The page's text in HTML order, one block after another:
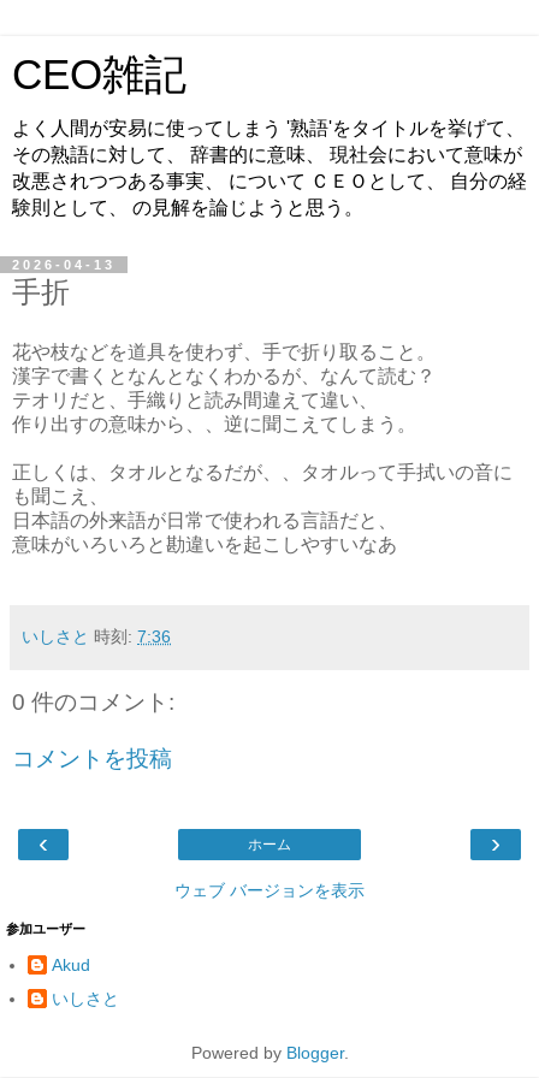
CEO雑記
よく人間が安易に使ってしまう '熟語'をタイトルを挙げて、
その熟語に対して、 辞書的に意味、 現社会において意味が
改悪されつつある事実、 について ＣＥＯとして、 自分の経
験則として、 の見解を論じようと思う。
2026-04-13
手折
花や枝などを道具を使わず、手で折り取ること。
漢字で書くとなんとなくわかるが、なんて読む？
テオリだと、手織りと読み間違えて違い、
作り出すの意味から、、逆に聞こえてしまう。
正しくは、タオルとなるだが、、タオルって手拭いの音に
も聞こえ、
日本語の外来語が日常で使われる言語だと、
意味がいろいろと勘違いを起こしやすいなあ
いしさと 時刻: 7:36
0 件のコメント:
コメントを投稿
‹ ›
ホーム
ウェブ バージョンを表示
参加ユーザー
Akud
いしさと
Powered by Blogger.